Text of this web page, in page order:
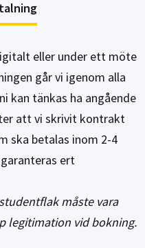
eller under ett möte
går vi igenom alla
kan tänkas ha angående
att vi skrivit kontrakt
ska betalas inom 2-4
ert
måste vara
legitimation vid bokning.